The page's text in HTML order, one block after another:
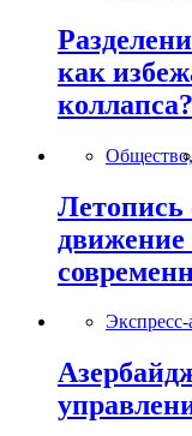
как
коллапса?
Общество,
Летопись
Экспресс-